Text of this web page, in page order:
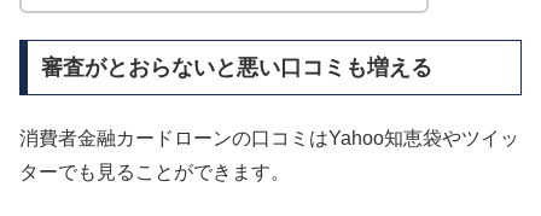
審査がとおらないと悪い口コミも増える
消費者金融カードローンの口コミはYahoo知恵袋やツイッ
ターでも見ることができます。